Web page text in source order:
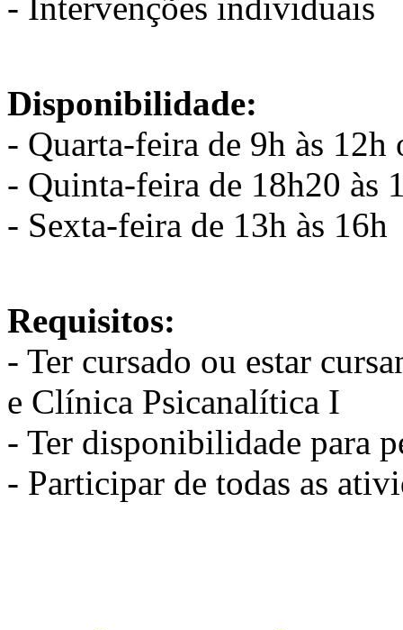
Disponibilidade:
- Quarta-feira de 9h às 12h
- Quinta-feira de 18h20 às
- Sexta-feira de 13h às 16h
Requisitos:
- Ter cursado ou estar
e Clínica Psicanalítica I
- Ter disponibilidade para
- Participar de todas as